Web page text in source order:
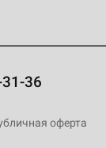
36
оферта